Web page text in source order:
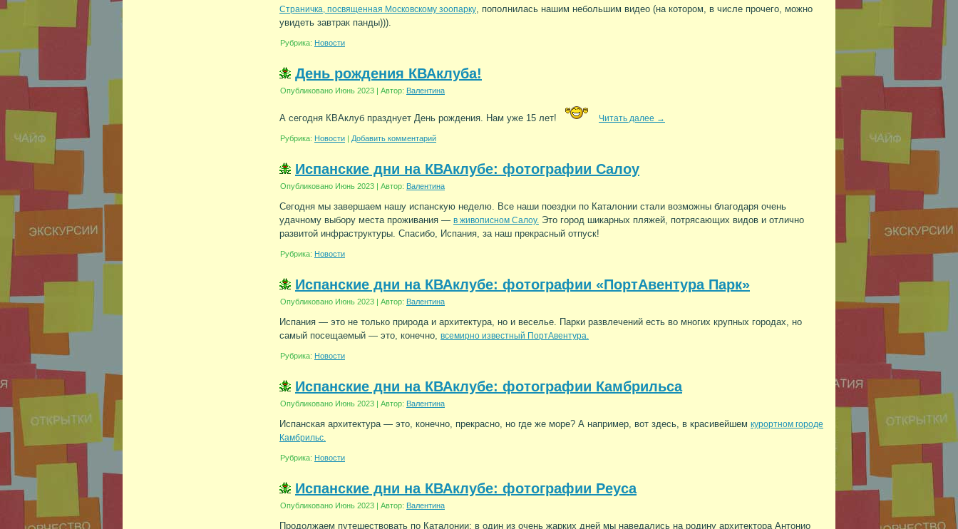
Страничка, посвященная Московскому зоопарку, пополнилась нашим небольшим видео (на котором, в числе прочего, можно
увидеть завтрак панды))).
Рубрика: Новости
День рождения КВАклуба!
Опубликовано Июнь 2023 | Автор: Валентина
А сегодня КВАклуб празднует День рождения. Нам уже 15 лет! Читать далее →
Рубрика: Новости | Добавить комментарий
Испанские дни на КВАклубе: фотографии Салоу
Опубликовано Июнь 2023 | Автор: Валентина
Сегодня мы завершаем нашу испанскую неделю. Все наши поездки по Каталонии стали возможны благодаря очень
удачному выбору места проживания — в живописном Салоу. Это город шикарных пляжей, потрясающих видов и отлично
развитой инфраструктуры. Спасибо, Испания, за наш прекрасный отпуск!
Рубрика: Новости
Испанские дни на КВАклубе: фотографии «ПортАвентура Парк»
Опубликовано Июнь 2023 | Автор: Валентина
Испания — это не только природа и архитектура, но и веселье. Парки развлечений есть во многих крупных городах, но
самый посещаемый — это, конечно, всемирно известный ПортАвентура.
Рубрика: Новости
Испанские дни на КВАклубе: фотографии Камбрильса
Опубликовано Июнь 2023 | Автор: Валентина
Испанская архитектура — это, конечно, прекрасно, но где же море? А например, вот здесь, в красивейшем курортном городе
Камбрильс.
Рубрика: Новости
Испанские дни на КВАклубе: фотографии Реуса
Опубликовано Июнь 2023 | Автор: Валентина
Продолжаем путешествовать по Каталонии: в один из очень жарких дней мы наведались на родину архитектора Антонио